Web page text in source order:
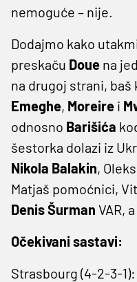
nemoguće – nije.
Dodajmo kako
preskaču Doue na
na drugoj strani, baš
Emeghe, Moreire i
odnosno Barišića
šestorka dolazi iz
Nikola Balakin,
Matjaš pomoćnici,
Denis Šurman VAR,
Očekivani sastavi:
Strasbourg (4-2-3-